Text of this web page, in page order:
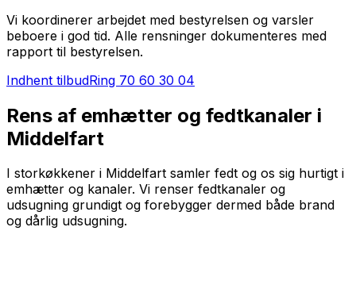
Vi koordinerer arbejdet med bestyrelsen og varsler
beboere i god tid. Alle rensninger dokumenteres med
rapport til bestyrelsen.
Indhent tilbudRing 70 60 30 04
Rens af emhætter og fedtkanaler i
Middelfart
I storkøkkener i Middelfart samler fedt og os sig hurtigt i
emhætter og kanaler. Vi renser fedtkanaler og
udsugning grundigt og forebygger dermed både brand
og dårlig udsugning.